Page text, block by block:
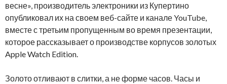
весне», производитель электроники из Купертино
опубликовал их на своем веб-сайте и канале YouTube,
вместе с третьим пропущенным во время презентации,
которое рассказывает о производстве корпусов золотых
Apple Watch Edition.
Золото отливают в слитки, а не форме часов. Часы и